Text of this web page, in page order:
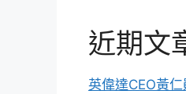
近期文
英偉達CEO黃